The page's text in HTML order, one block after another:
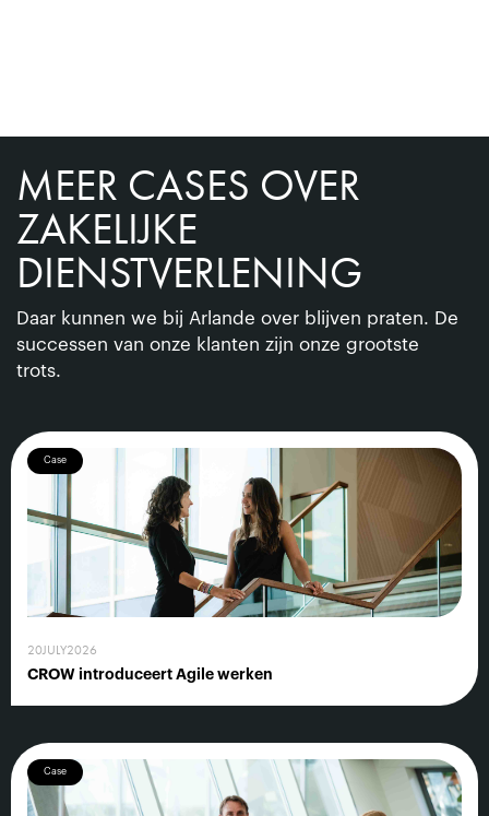
MEER CASES OVER
ZAKELIJKE
DIENSTVERLENING
Daar kunnen we bij Arlande over blijven praten. De
successen van onze klanten zijn onze grootste
trots.
Case
20JULY2026
CROW introduceert Agile werken
Case